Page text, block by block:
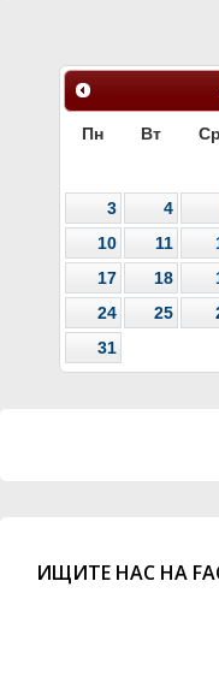
Пн Вт Ср
3
4
10
11
17
18
24
25
31
ИЩИТЕ НАС НА